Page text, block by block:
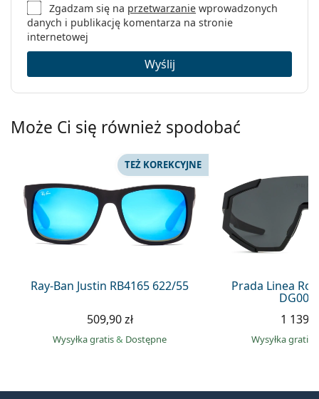
Zgadzam się na przetwarzanie wprowadzonych
danych i publikację komentarza na stronie
internetowej
Wyślij
Może Ci się również spodobać
Ray-Ban Justin RB4165 622/55
TEŻ KOREKCYJNE
509,90 zł
Wysyłka gratis& Dostępne
Prada Linea
1
Wysyłka gratis